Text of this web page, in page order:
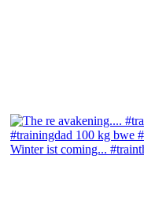
Winter ist coming...